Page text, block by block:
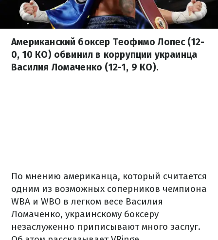
Американский боксер Теофимо Лопес (12-
0, 10 КО) обвинил в коррупции украинца
Василия Ломаченко (12-1, 9 КО).
По мнению американца, который считается
одним из возможных соперников чемпиона
WBA и WBO в легком весе Василия
Ломаченко, украинскому боксеру
незаслуженно приписывают много заслуг.